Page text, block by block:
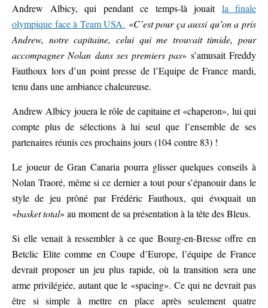
Andrew Albicy, qui pendant ce temps-là jouait la finale
olympique face à Team USA. «C’est pour ça aussi qu’on a pris
Andrew, notre capitaine, celui qui me trouvait timide, pour
accompagner Nolan dans ses premiers pas» s’amusait Freddy
Fauthoux lors d’un point presse de l’Equipe de France mardi,
tenu dans une ambiance chaleureuse.
Andrew Albicy jouera le rôle de capitaine et «chaperon», lui qui
compte plus de sélections à lui seul que l’ensemble de ses
partenaires réunis ces prochains jours (104 contre 83) !
Le joueur de Gran Canaria pourra glisser quelques conseils à
Nolan Traoré, même si ce dernier a tout pour s’épanouir dans le
style de jeu prôné par Frédéric Fauthoux, qui évoquait un
«basket total» au moment de sa présentation à la tête des Bleus.
Si elle venait à ressembler à ce que Bourg-en-Bresse offre en
Betclic Elite comme en Coupe d’Europe, l’équipe de France
devrait proposer un jeu plus rapide, où la transition sera une
arme privilégiée, autant que le «spacing». Ce qui ne devrait pas
être si simple à mettre en place après seulement quatre